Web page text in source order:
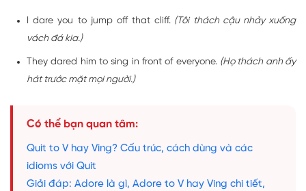
I dare you to jump off that cliff. (Tôi thách cậu nhảy xuống
vách đá kia.)
They dared him to sing in front of everyone. (Họ thách anh ấy
hát trước mặt mọi người.)
Có thể bạn quan tâm:
Quit to V hay Ving? Cấu trúc, cách dùng và các
idioms với Quit
Giải đáp: Adore là gì, Adore to V hay Ving chi tiết,